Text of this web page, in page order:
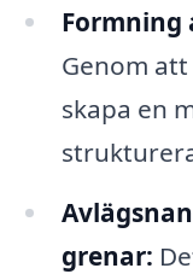
Formning
Genom
skapa en
grenar: